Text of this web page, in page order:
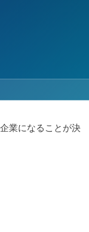
業になることが決